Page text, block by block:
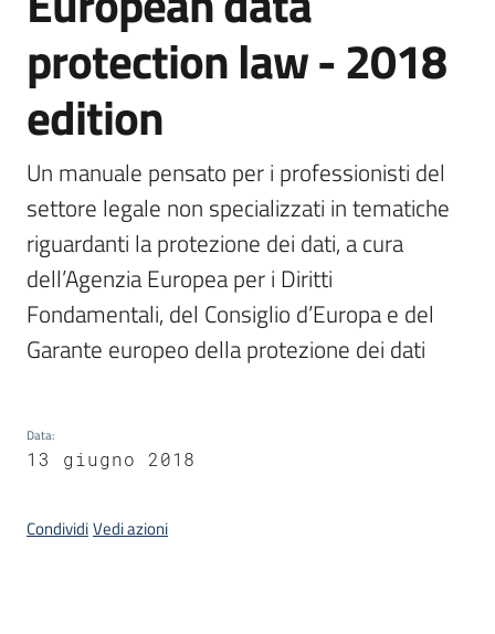
Archivio
storico
Conservazione
Argomenti
Seguici
protection law - 2018
edition
Un manuale pensato per i professionisti del
settore legale non specializzati in tematiche
riguardanti la protezione dei dati, a cura
dell’Agenzia Europea per i Diritti
Fondamentali, del Consiglio d’Europa e del
Garante europeo della protezione dei dati
Data:
13 giugno 2018
CondividiVedi azioni